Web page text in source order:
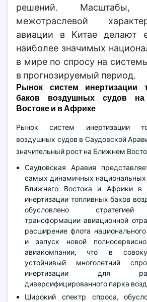
решений.
межотраслевой
авиации в Китае делают
наиболее значимых
в мире по спросу на
в прогнозируемый период.
Рынок систем инертизации
баков воздушных судов
Востоке и в Африке
Рынок систем инертизации
воздушных судов в Саудовской
значительный рост на Ближнем
Саудовская Аравия
самых динамичных национальных
Ближнего Востока и Африки в
инертизации топливных баков
обусловлено стратегией
трансформации авиационной
расширение флота
и запуск новой
авиакомпании, что в
устойчивый многолетний
инертизации для
диверсифицированного парка
Широкий спектр спроса,